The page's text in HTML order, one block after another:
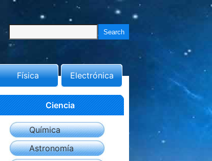
Física Electrónica
Ciencia
Química
Astronomía